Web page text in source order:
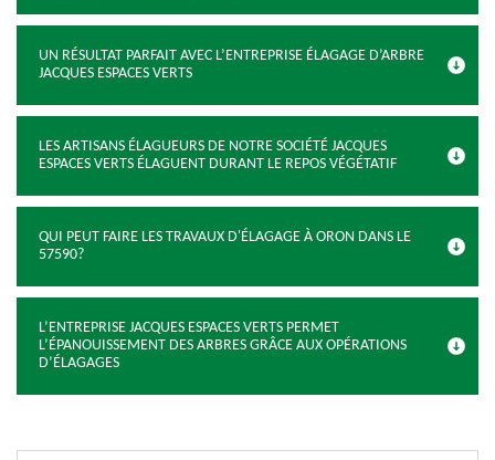
UN RÉSULTAT PARFAIT AVEC L’ENTREPRISE ÉLAGAGE D’ARBRE
JACQUES ESPACES VERTS
LES ARTISANS ÉLAGUEURS DE NOTRE SOCIÉTÉ JACQUES
ESPACES VERTS ÉLAGUENT DURANT LE REPOS VÉGÉTATIF
QUI PEUT FAIRE LES TRAVAUX D'ÉLAGAGE À ORON DANS LE
57590?
L’ENTREPRISE JACQUES ESPACES VERTS PERMET
L’ÉPANOUISSEMENT DES ARBRES GRÂCE AUX OPÉRATIONS
D’ÉLAGAGES